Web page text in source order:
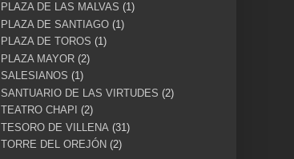
PLAZA DE LAS MALVAS (1)
PLAZA DE SANTIAGO (1)
PLAZA DE TOROS (1)
PLAZA MAYOR (2)
SALESIANOS (1)
SANTUARIO DE LAS VIRTUDES (2)
TEATRO CHAPI
(2)
TESORO DE VILLENA (31)
TORRE DEL OREJÓN (2)